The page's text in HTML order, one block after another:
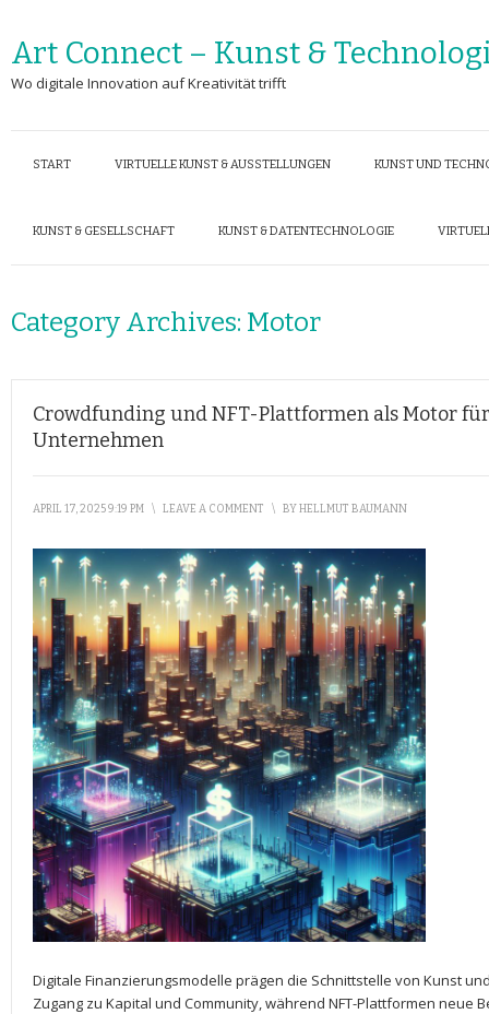
Art Connect – Kunst &
Wo digitale Innovation auf Kreativität trifft
START VIRTUELLE KUNST & AUSSTELLUNGEN KUNST UND
KUNST & GESELLSCHAFT KUNST & DATENTECHNOLOGIE
Category Archives: Motor
Crowdfunding und NFT-Plattformen als Motor
Unternehmen
APRIL 17, 2025 9:19 PM \ LEAVE A COMMENT \ BYHELLMUT BAUMANN
Digitale ‍Finanzierungsmodelle prägen die Schnittstelle von Kunst‌
Zugang zu Kapital‌ und Community, während NFT-Plattformen neue